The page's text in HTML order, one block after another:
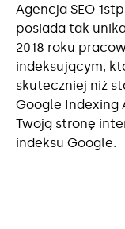
Agencja SEO
posiada tak
2018 roku
indeksującym,
skuteczniej niż
Google Indexing
Twoją stronę
indeksu Google.